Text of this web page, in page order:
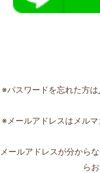
※パスワードを忘れた方は
※メールアドレスはメル
メールアドレスが分から
ら